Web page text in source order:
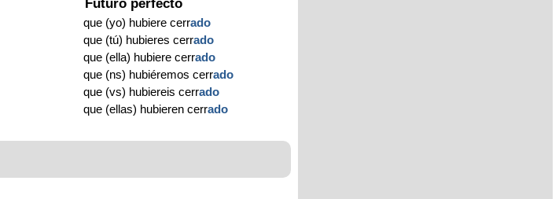
Futuro perfecto
que (yo) hubiere cerrado
que (tú) hubieres cerrado
que (ella) hubiere cerrado
que (ns) hubiéremos cerrado
que (vs) hubiereis cerrado
que (ellas) hubieren cerrado